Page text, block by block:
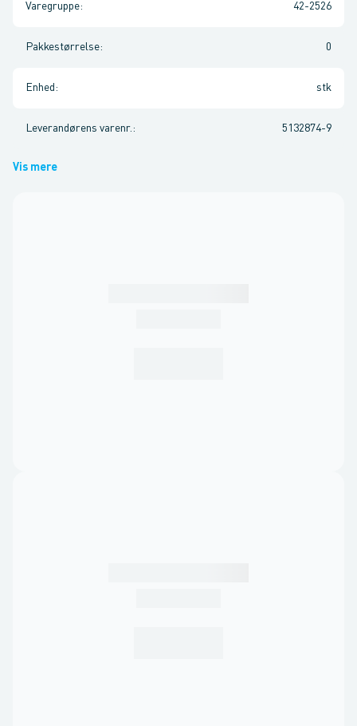
Varegruppe: 42-2526
Pakkestørrelse: 0
Enhed : stk
Leverandørens varenr. : 5132874-9
Vis mere